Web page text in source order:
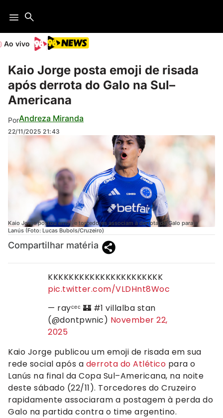
Ao vivo
Kaio Jorge posta emoji de risada
após derrota do Galo na Sul–
Americana
PorAndreza Miranda
22/11/2025 21:43
Kaio Jorge postou emoji e torcedores associam à derrota do Galo para o
Lanús (Foto: Lucas Bubols/Cruzeiro)
Compartilhar matéria
KKKKKKKKKKKKKKKKKKKKKK
pic.twitter.com/VLDHnt8Woc
— rayᶜᵉᶜ 🏰 #1 villalba stan
(@dontpwnic) November 22,
2025
Kaio Jorge publicou um emoji de risada em sua
rede social após a derrota do Atlético para o
Lanús na final da Copa Sul–Americana, na noite
deste sábado (22/11). Torcedores do Cruzeiro
rapidamente associaram a postagem à perda do
Galo na partida contra o time argentino.